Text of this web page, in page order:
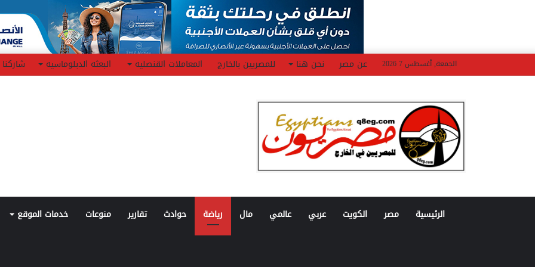
الجمعة, أغسطس 7 2026 عن مصر نحن هنا للمصريين بالخارج المعاملات القنصليه البعثه الدبلوماسيه شاركنا
الرئيسية مصر الكويت عربي عالمي مال رياضة حوادث تقارير منوعات خدمات الموقع